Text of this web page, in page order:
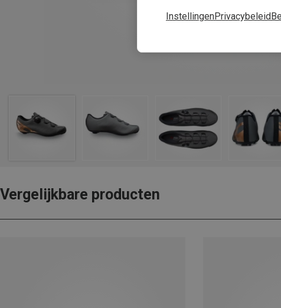
Vergelijkbare producten
InstellingenPrivacybeleid